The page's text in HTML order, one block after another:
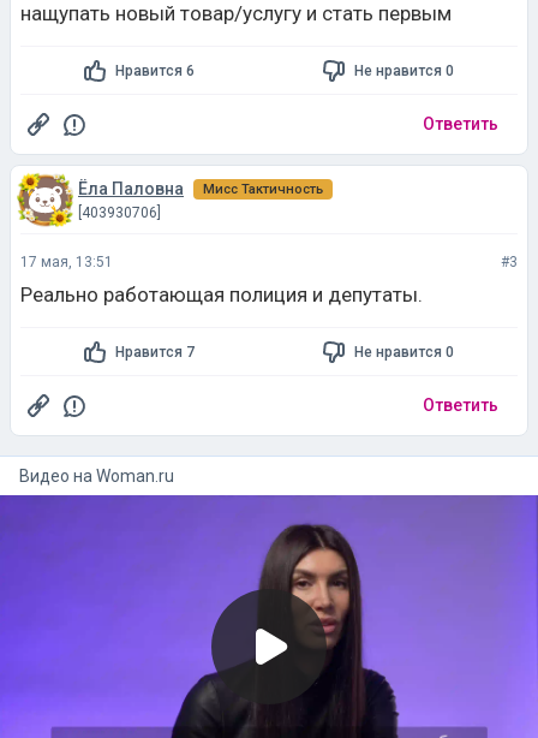
нащупать новый товар/услугу и стать первым
Нравится 6 Не нравится 0
Ответить
Ёла Паловна Мисс Тактичность
[403930706]
17 мая, 13:51 #3
Реально работающая полиция и депутаты.
Нравится 7 Не нравится 0
Ответить
Видео на woman.ru